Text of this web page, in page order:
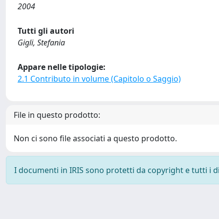
2004
Tutti gli autori
Gigli, Stefania
Appare nelle tipologie:
2.1 Contributo in volume (Capitolo o Saggio)
File in questo prodotto:
Non ci sono file associati a questo prodotto.
I documenti in IRIS sono protetti da copyright e tutti i